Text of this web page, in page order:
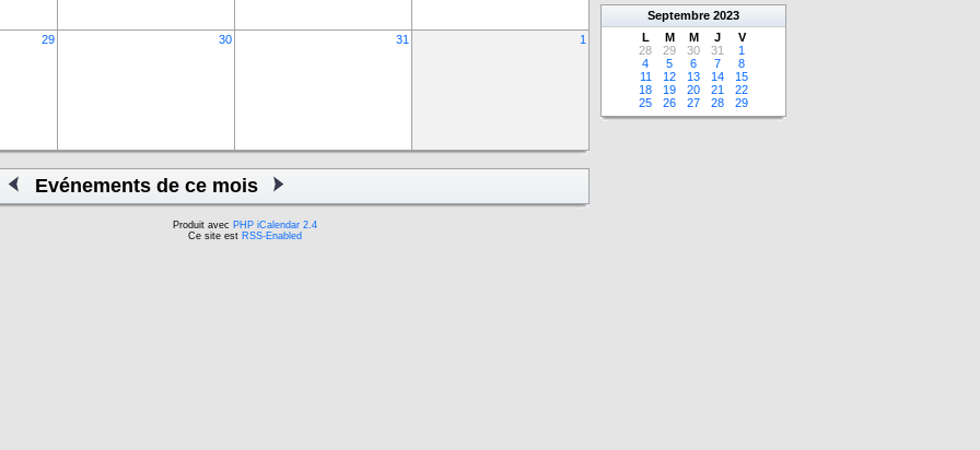
29 30 31 1
Evénements de ce mois
Septembre 2023
L
M M J
V
28
29 30 31
1
4
5 6 7
8
11
12 13 14
15
18
19 20 21
22
25
26 27 28 29
Produit avec PHP iCalendar 2.4
Ce site est RSS-Enabled